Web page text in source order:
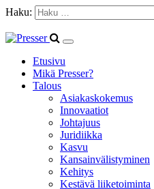
Haku:
Etusivu
Mikä Presser?
Talous
Asiakaskokemus
Innovaatiot
Johtajuus
Juridiikka
Kasvu
Kansainvälistyminen
Kehitys
Kestävä liiketoiminta